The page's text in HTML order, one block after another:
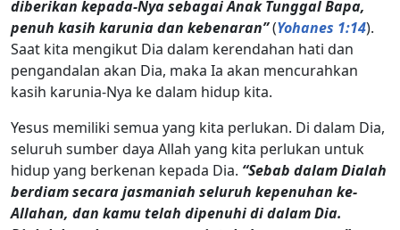
diberikan kepada-Nya sebagai Anak Tunggal Bapa,
penuh kasih karunia dan kebenaran”(Yohanes 1:14).
Saat kita mengikut Dia dalam kerendahan hati dan
pengandalan akan Dia, maka Ia akan mencurahkan
kasih karunia-Nya ke dalam hidup kita.
Yesus memiliki semua yang kita perlukan. Di dalam Dia,
seluruh sumber daya Allah yang kita perlukan untuk
hidup yang berkenan kepada Dia. “Sebab dalam Dialah
berdiam secara jasmaniah seluruh kepenuhan ke-
Allahan, dan kamu telah dipenuhi di dalam Dia.